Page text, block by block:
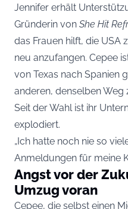
Jennifer erhält
Gründerin von She Hit
das Frauen hilft, die USA
neu anzufangen. Cepee
von Texas nach Spanien
anderen, denselben Weg
Seit der Wahl ist ihr
explodiert.
„Ich hatte noch nie so
Anmeldungen für meine
Angst vor der
Umzug voran
Cepee, die selbst einen